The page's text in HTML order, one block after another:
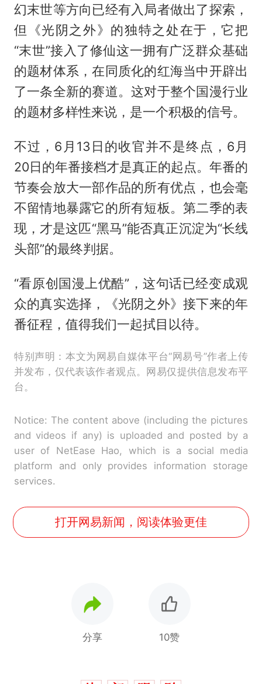
幻末世等方向已经有入局者做出了探索，
但《光阴之外》的独特之处在于，它把
“末世”接入了修仙这一拥有广泛群众基础
的题材体系，在同质化的红海当中开辟出
了一条全新的赛道。这对于整个国漫行业
的题材多样性来说，是一个积极的信号。
不过，6月13日的收官并不是终点，6月
20日的年番接档才是真正的起点。年番的
节奏会放大一部作品的所有优点，也会毫
不留情地暴露它的所有短板。第二季的表
现，才是这匹“黑马”能否真正沉淀为“长线
头部”的最终判据。
“看原创国漫上优酷”，这句话已经变成观
众的真实选择，《光阴之外》接下来的年
番征程，值得我们一起拭目以待。
特别声明：本文为网易自媒体平台“网易号”作者上传
并发布，仅代表该作者观点。网易仅提供信息发布平
台。
Notice: The content above (including the pictures
and videos if any) is uploaded and posted by a
user of NetEase Hao, which is a social media
platform and only provides information storage
services.
打开网易新闻，阅读体验更佳
分享 10赞